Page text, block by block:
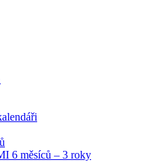
6 měsíců – 3 roky